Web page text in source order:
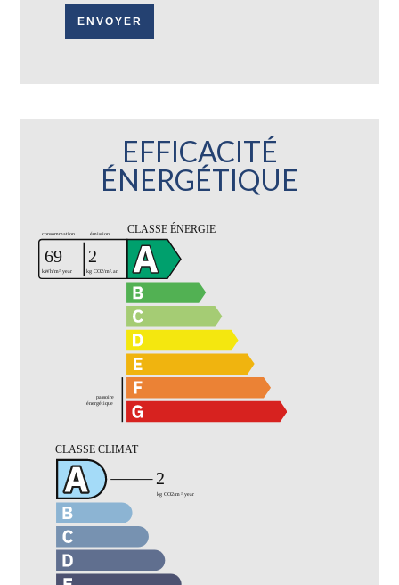
ENVOYER
EFFICACITÉ
ÉNERGÉTIQUE